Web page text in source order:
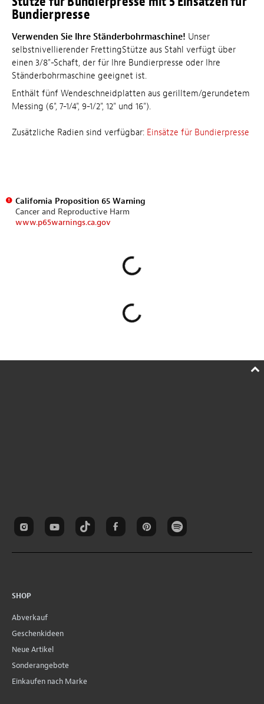
Bundierpresse
Verwenden Sie Ihre Ständerbohrmaschine! Unser
selbstnivellierender FrettingStütze aus Stahl verfügt über
einen 3/8"-Schaft, der für Ihre Bundierpresse oder Ihre
Ständerbohrmaschine geeignet ist.
Enthält fünf Wendeschneidplatten aus gerilltem/gerundetem
Messing (6", 7-1/4", 9-1/2", 12" und 16").
Zusätzliche Radien sind verfügbar: Einsätze für Bundierpresse
California Proposition 65 Warning
Cancer and Reproductive Harm
www.p65warnings.ca.gov
SHOP
Abverkauf
Geschenkideen
Neue Artikel
Sonderangebote
Einkaufen nach Marke